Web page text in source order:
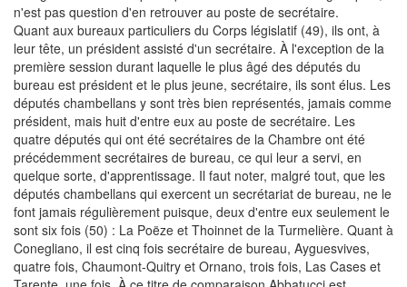
n'est pas question d'en retrouver au poste de secrétaire.
Quant aux bureaux particuliers du Corps législatif (49), ils ont, à
leur tête, un président assisté d'un secrétaire. À l'exception de la
première session durant laquelle le plus âgé des députés du
bureau est président et le plus jeune, secrétaire, ils sont élus. Les
députés chambellans y sont très bien représentés, jamais comme
président, mais huit d'entre eux au poste de secrétaire. Les
quatre députés qui ont été secrétaires de la Chambre ont été
précédemment secrétaires de bureau, ce qui leur a servi, en
quelque sorte, d'apprentissage. Il faut noter, malgré tout, que les
députés chambellans qui exercent un secrétariat de bureau, ne le
font jamais régulièrement puisque, deux d'entre eux seulement le
sont six fois (50) : La Poëze et Thoinnet de la Turmelière. Quant à
Conegliano, il est cinq fois secrétaire de bureau, Ayguesvives,
quatre fois, Chaumont-Quitry et Ornano, trois fois, Las Cases et